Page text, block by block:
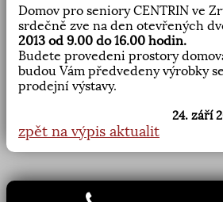
Domov pro seniory CENTRIN ve
srdečně zve na den otevřených
2013 od 9.00 do 16.00 hodin.
Budete provedeni prostory
budou Vám předvedeny výrobky
prodejní výstavy.
24. září
zpět na výpis aktualit